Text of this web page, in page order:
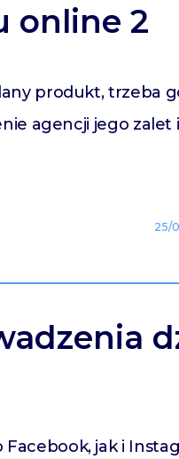
online 2
produkt, trzeba
agencji jego
25/
jak i